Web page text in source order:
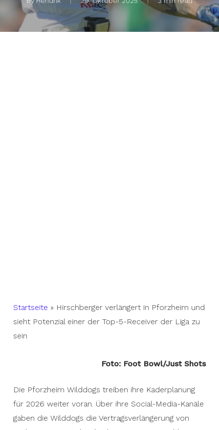
Startseite » Hirschberger verlängert in Pforzheim und
sieht Potenzial einer der Top-5-Receiver der Liga zu
sein
Foto: Foot Bowl/Just Shots
Die Pforzheim Wilddogs treiben ihre Kaderplanung
für 2026 weiter voran. Über ihre Social-Media-Kanäle
gaben die Wilddogs die Vertragsverlängerung von